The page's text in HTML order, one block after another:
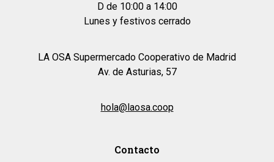
D de 10:00 a 14:00
Lunes y festivos cerrado
LA OSA Supermercado Cooperativo de Madrid
Av. de Asturias, 57
hola@laosa.coop
Contacto